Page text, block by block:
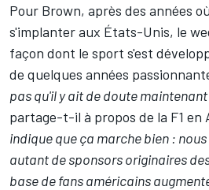
Pour Brown, après des années
s'implanter aux États-Unis, le
façon dont le sport s'est
de quelques années
pas qu'il y ait de doute
partage-t-il à propos de la F1 en
indique que ça marche bien :
autant de sponsors originaires
base de fans américains